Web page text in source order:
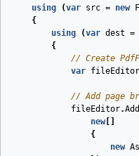
using (var src = new
{
using
(var dest =
{
// Create
var fileEditor
// Add page
fileEditor.
new[]
{
new